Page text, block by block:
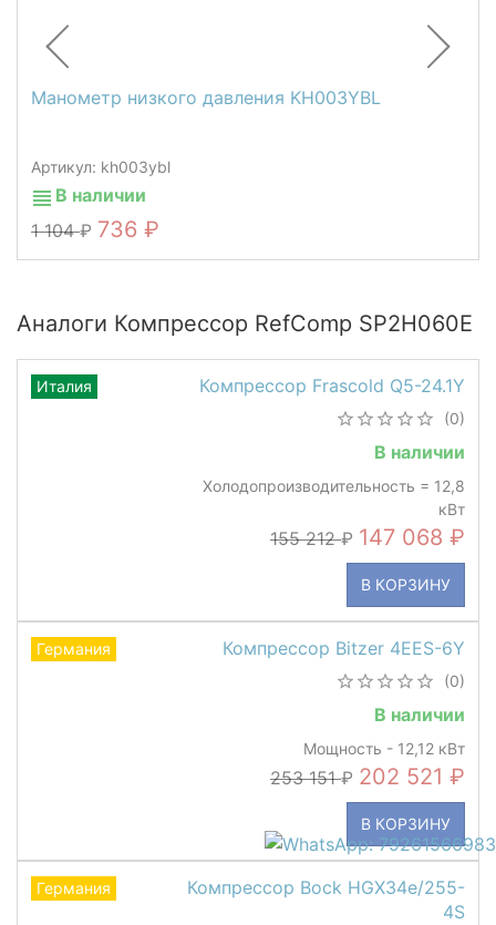
Манометр низкого давления KH003YBL
Артикул: kh003ybl
В наличии
1 104
736
Аналоги Компрессор RefComp SP2H060E
Компрессор Frascold Q5-24.1Y
(0)
В наличии
Холодопроизводительность = 12,8
кВт
155 212 147 068
В КОРЗИНУ
Италия
Компрессор Bitzer 4EES-6Y
(0)
В наличии
Мощность - 12,12 кВт
253 151 202 521
В КОРЗИНУ
Германия
Компрессор Bock HGX34e/255-
4S
Германия